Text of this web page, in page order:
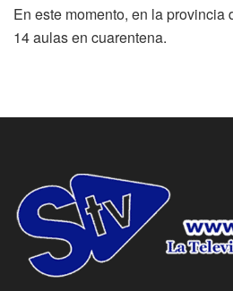
En este momento, en la provincia
14 aulas en cuarentena.